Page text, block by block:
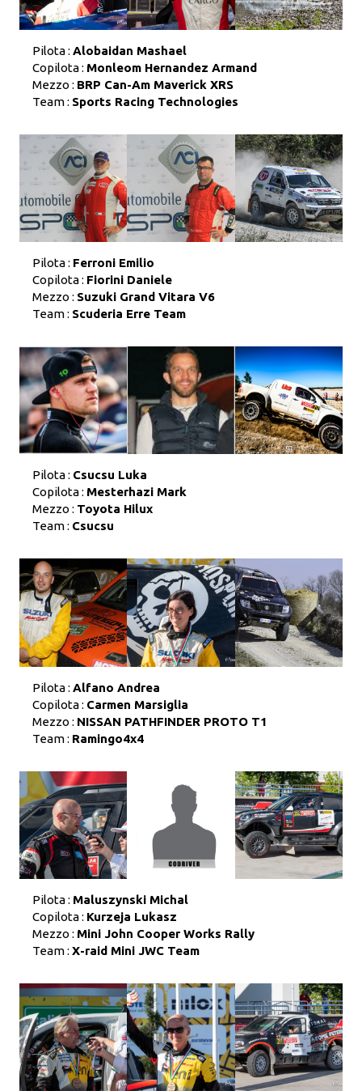
Pilota : Alobaidan Mashael
Copilota : Monleom Hernandez Armand
Mezzo : BRP Can-Am Maverick XRS
Team : Sports Racing Technologies
Pilota : Ferroni Emilio
Copilota : Fiorini Daniele
Mezzo : Suzuki Grand Vitara V6
Team : Scuderia Erre Team
Pilota : Csucsu Luka
Copilota : Mesterhazi Mark
Mezzo : Toyota Hilux
Team : Csucsu
Pilota : Alfano Andrea
Copilota : Carmen Marsiglia
Mezzo : NISSAN PATHFINDER PROTO T1
Team : Ramingo4x4
Pilota : Maluszynski Michal
Copilota : Kurzeja Lukasz
Mezzo : Mini John Cooper Works Rally
Team : X-raid Mini JWC Team